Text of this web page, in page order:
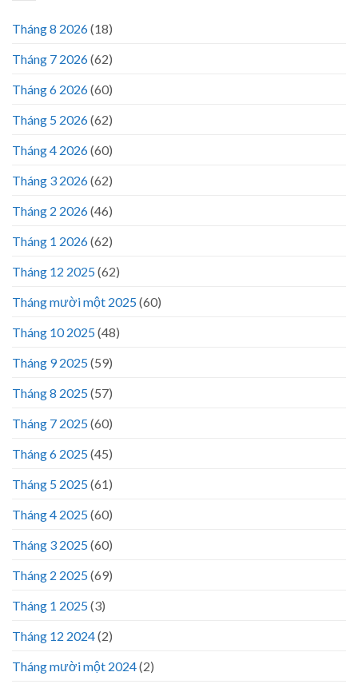
Tháng 8 2026(18)
Tháng 7 2026(62)
Tháng 6 2026(60)
Tháng 5 2026(62)
Tháng 4 2026(60)
Tháng 3 2026(62)
Tháng 2 2026(46)
Tháng 1 2026(62)
Tháng 12 2025(62)
Tháng mười một 2025(60)
Tháng 10 2025(48)
Tháng 9 2025(59)
Tháng 8 2025(57)
Tháng 7 2025(60)
Tháng 6 2025(45)
Tháng 5 2025(61)
Tháng 4 2025(60)
Tháng 3 2025(60)
Tháng 2 2025(69)
Tháng 1 2025(3)
Tháng 12 2024(2)
Tháng mười một 2024(2)